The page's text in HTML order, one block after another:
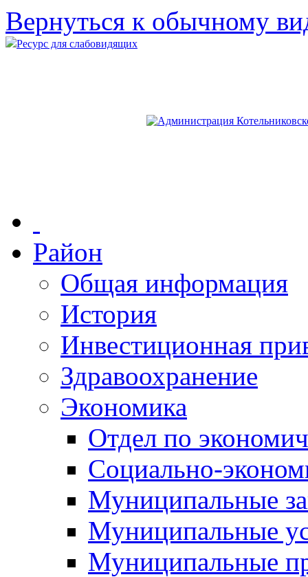
Вернуться к обычному
Ресурс для слабовидящих
Район
Общая информация
История
Инвестиционная
Здравоохранение
Экономика
Отдел по
Социально-
Муниципальные
Муниципальные
Муниципальные